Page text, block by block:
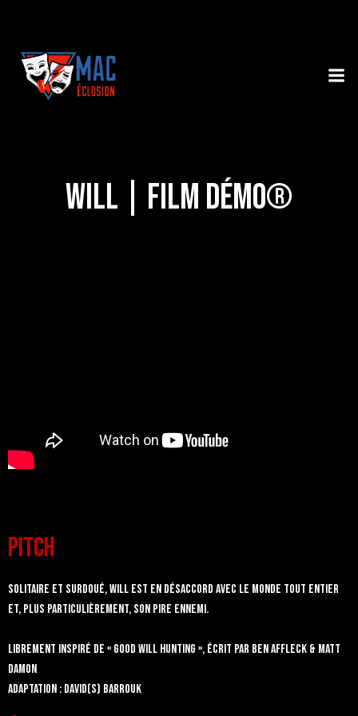
Will | Film Démo®
PITCH
Solitaire et surdoué, Will est en désaccord avec le monde tout entier
et, plus particulièrement, son pire ennemi.
Librement inspiré de « Good Will Hunting », écrit par Ben Affleck & Matt
Damon
Adaptation : david(s) barrouk